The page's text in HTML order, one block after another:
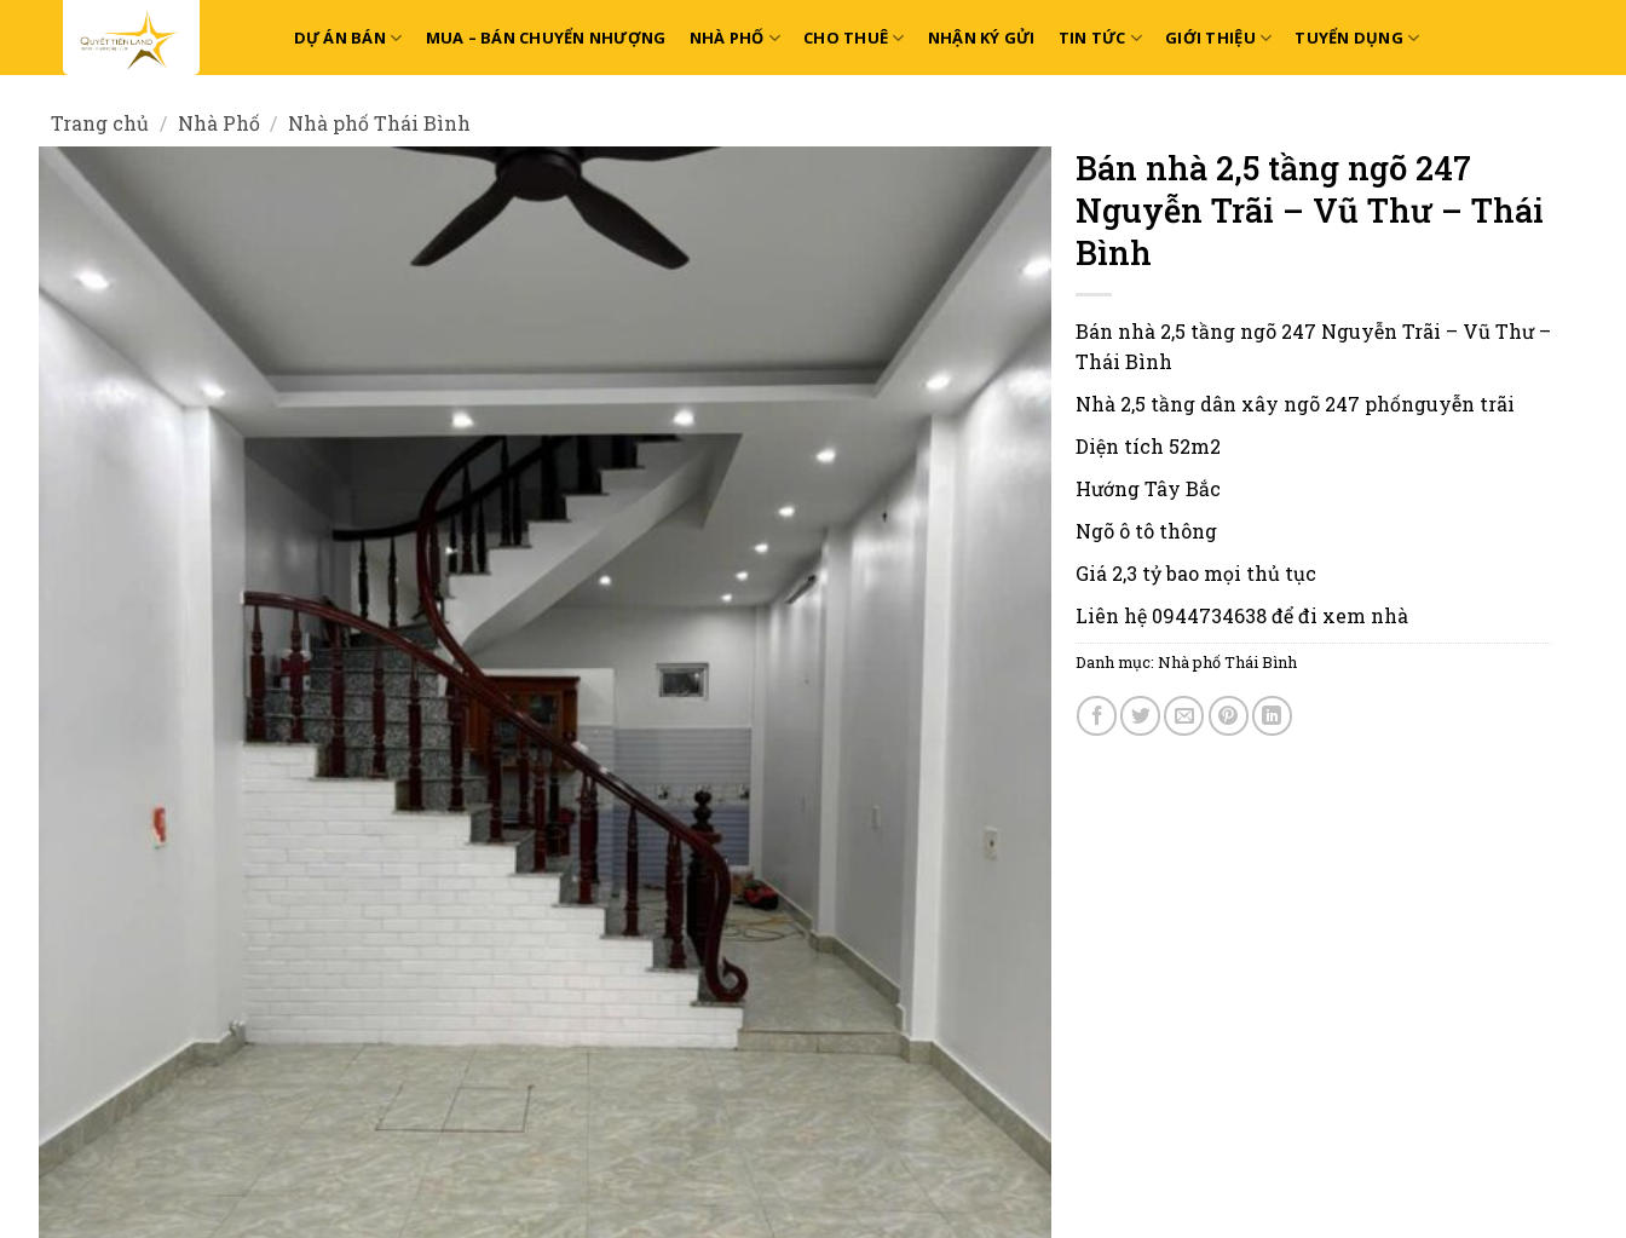
content
DỰ ÁN BÁN MUA – BÁN CHUYỂN NHƯỢNG NHÀ PHỐ CHO THUÊ NHẬN KÝ GỬI TIN TỨC GIỚI THIỆU TUYỂN DỤNG
Trang chủ / Nhà Phố / Nhà phố Thái Bình
Bán nhà 2,5 tầng ngõ 247
Nguyễn Trãi – Vũ Thư – Thái
Bình
Bán nhà 2,5 tầng ngõ 247 Nguyễn Trãi – Vũ Thư –
Thái Bình
Nhà 2,5 tầng dân xây ngõ 247 phốnguyễn trãi
Diện tích 52m2
Hướng Tây Bắc
Ngõ ô tô thông
Giá 2,3 tỷ bao mọi thủ tục
Liên hệ 0944734638 để đi xem nhà
Danh mục: Nhà phố Thái Bình